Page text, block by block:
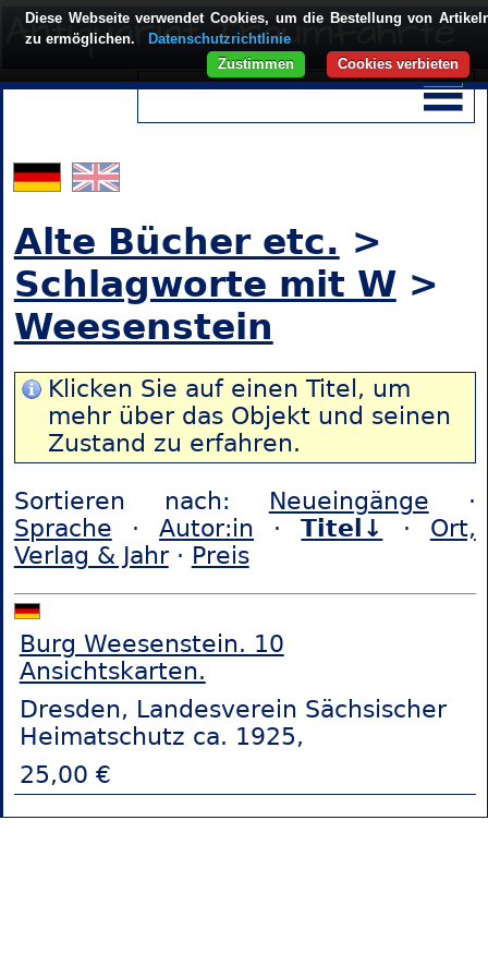
Alte Bücher etc. >
Schlagworte mit W>
Weesenstein
Klicken Sie auf einen Titel, um
mehr über das Objekt und seinen
Zustand zu erfahren.
Sortieren nach: Neueingänge ·
Sprache ·Autor:in ·Titel↓ · Ort,
Verlag & Jahr· Preis
Burg Weesenstein. 10
Ansichtskarten.
Dresden, Landesverein Sächsischer
Heimatschutz ca. 1925,
25,00 €
Diese Webseite verwendet Cookies, um die Bestellung von
zu ermöglichen.
Datenschutzrichtlinie
Cookies verbieten
Zustimmen